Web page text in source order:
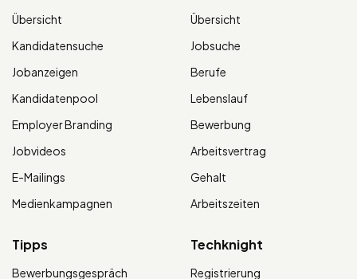
Übersicht
Kandidatensuche
Jobanzeigen
Kandidatenpool
Employer Branding
Jobvideos
E-Mailings
Medienkampagnen
Übersicht
Jobsuche
Berufe
Lebenslauf
Bewerbung
Arbeitsvertrag
Gehalt
Arbeitszeiten
Tipps
Bewerbungsgespräch
Techknight
Registrierung